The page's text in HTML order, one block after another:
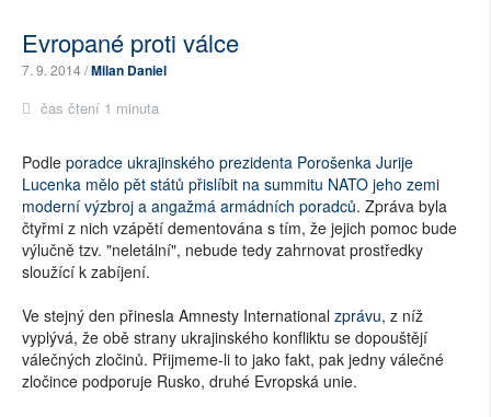
Evropané proti válce
7. 9. 2014 /Milan Daniel
čas čtení 1 minuta
Podle poradce ukrajinského prezidenta Porošenka Jurije
Lucenka mělo pět států přislíbit na summitu NATO jeho zemi
moderní výzbroj a angažmá armádních poradců. Zpráva byla
čtyřmi z nich vzápětí dementována s tím, že jejich pomoc bude
výlučně tzv. "neletální", nebude tedy zahrnovat prostředky
sloužící k zabíjení.
Ve stejný den přinesla Amnesty International zprávu, z níž
vyplývá, že obě strany ukrajinského konfliktu se dopouštějí
válečných zločinů. Přijmeme-li to jako fakt, pak jedny válečné
zločince podporuje Rusko, druhé Evropská unie.